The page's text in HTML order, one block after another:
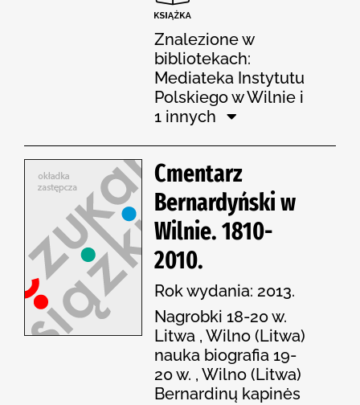
Znalezione w
bibliotekach:
Mediateka Instytutu
Polskiego w Wilnie i
1 innych
Cmentarz
Bernardyński w
Wilnie. 1810-
2010.
Rok wydania: 2013.
Nagrobki 18-20 w.
Litwa , Wilno (Litwa)
nauka biografia 19-
20 w. , Wilno (Litwa)
Bernardinų kapinės